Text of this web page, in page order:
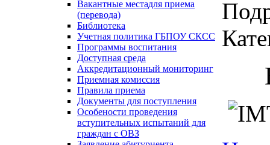
Вакантные местадля приема
(перевода)
Библиотека
Учетная политика ГБПОУ СКСС
Программы воспитания
Доступная среда
Аккредитационный мониторинг
Приемная комиссия
Правила приема
Документы для поступления
Особености проведения
вступительных испытаний для
граждан с ОВЗ